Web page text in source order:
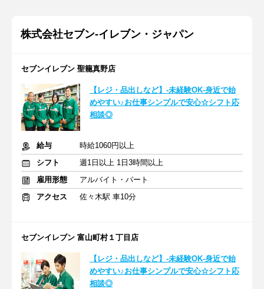
株式会社セブン-イレブン・ジャパン
セブンイレブン 聖籠真野店
【レジ・品出しなど】-未経験OK-身近で始
めやすい♪お仕事シンプルで安心☆シフト応
相談◎
給与
時給1060円以上
シフト
週1日以上 1日3時間以上
雇用形態
アルバイト・パート
アクセス
佐々木駅 車10分
セブンイレブン 富山町村１丁目店
【レジ・品出しなど】-未経験OK-身近で始
めやすい♪お仕事シンプルで安心☆シフト応
相談◎